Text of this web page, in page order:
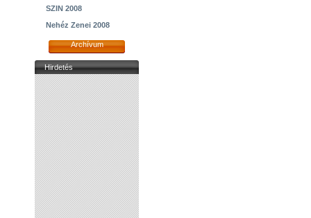
SZIN 2008
Nehéz Zenei 2008
Archívum
Hirdetés